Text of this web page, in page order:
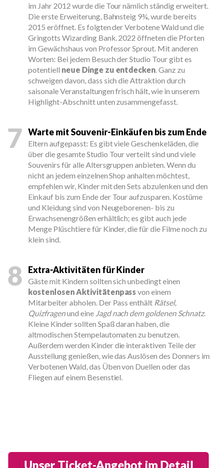
im Jahr 2012 wurde die Tour nämlich ständig erweitert.
Die erste Erweiterung, Bahnsteig 9¾, wurde bereits
2015 eröffnet. Es folgten der Verbotene Wald und die
Gringotts Wizarding Bank. 2022 öffneten die Pforten
im Gewächshaus von Professor Sprout. Mit anderen
Worten: Bei jedem Besuch der Studio Tour gibt es
potentiell neue Dinge zu entdecken . Ganz zu
schweigen davon, dass sich die Attraktion durch
saisonale Veranstaltungen frisch hält, wie in unserem
Highlight-Abschnitt unten zusammengefasst.
7 Warte mit Souvenir-Einkäufen bis zum Ende
Eltern aufgepasst: Es gibt viele Geschenkeläden, die
über die gesamte Studio Tour verteilt sind und viele
Souvenirs für alle Altersgruppen anbieten. Wenn du
nicht an jedem einzelnen Shop anhalten möchtest,
empfehlen wir, Kinder mit den Sets abzulenken und den
Einkauf bis zum Ende der Tour aufzusparen. Kostüme
und Kleidung sind von Neugeborenen- bis zu
Erwachsenengrößen erhältlich; es gibt auch jede
Menge Plüschtiere für Kinder, die für die Filme noch zu
klein sind.
8 Extra-Aktivitäten für Kinder
Gäste mit Kindern sollten sich unbedingt einen
kostenlosen Aktivitätenpass von einem
Mitarbeiter abholen. Der Pass enthält Rätsel,
Quizfragenund eine Jagd nach dem goldenen Schnatz.
Kleine Kinder sollten Spaß daran haben, die
altmodischen Stempelautomaten zu benutzen.
Außerdem werden Kinder die interaktiven Teile der
Ausstellung genießen, wie das Auslösen des Donners im
Verbotenen Wald, das Üben von Duellen oder das
Fliegen auf einem Besenstiel.
Unser Ticket-Angebot im Detail